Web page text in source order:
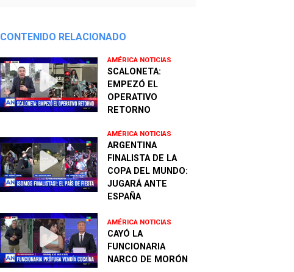
CONTENIDO RELACIONADO
AMÉRICA NOTICIAS
SCALONETA:
EMPEZÓ EL
OPERATIVO
RETORNO
AMÉRICA NOTICIAS
ARGENTINA
FINALISTA DE LA
COPA DEL MUNDO:
JUGARÁ ANTE
ESPAÑA
AMÉRICA NOTICIAS
CAYÓ LA
FUNCIONARIA
NARCO DE MORÓN